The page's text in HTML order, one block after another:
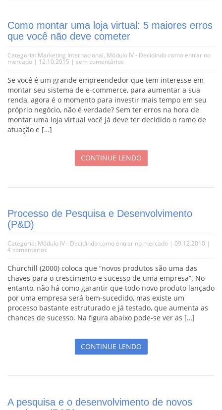
Como montar uma loja virtual: 5 maiores erros
que você não deve cometer
Categoria: Marketing Internacional, Módulo IV - Decidindo como entrar no
mercado | 12.10.2015 | sem comentários
Se você é um grande empreendedor que tem interesse em
montar seu sistema de e-commerce, para aumentar a sua
renda, agora é o momento para investir mais tempo em seu
próprio negócio, não é verdade? Sem ter erros na hora de
montar uma loja virtual você já deve ter decidido o ramo de
atuação e […]
CONTINUE LENDO
Processo de Pesquisa e Desenvolvimento
(P&D)
Categoria: Módulo IV - Decidindo como entrar no mercado | 09.12.2010 |
4 comentários
Churchill (2000) coloca que “novos produtos são uma das
chaves para o crescimento e sucesso de uma empresa“. No
entanto, não há como garantir que todo novo produto lançado
por uma empresa será bem-sucedido, mas existe um
processo bastante estruturado e já testado, que aumenta as
chances de sucesso. Na figura abaixo pode-se ver as […]
CONTINUE LENDO
A pesquisa e o desenvolvimento de novos